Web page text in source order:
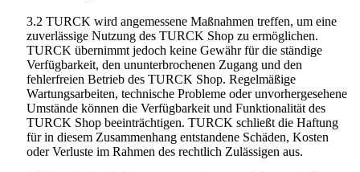
3.2 TURCK wird angemessene Maßnahmen treffen, um eine
zuverlässige Nutzung des TURCK Shop zu ermöglichen.
TURCK übernimmt jedoch keine Gewähr für die ständige
Verfügbarkeit, den ununterbrochenen Zugang und den
fehlerfreien Betrieb des TURCK Shop. Regelmäßige
Wartungsarbeiten, technische Probleme oder unvorhergesehene
Umstände können die Verfügbarkeit und Funktionalität des
TURCK Shop beeinträchtigen. TURCK schließt die Haftung
für in diesem Zusammenhang entstandene Schäden, Kosten
oder Verluste im Rahmen des rechtlich Zulässigen aus.